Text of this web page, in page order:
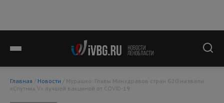
Главная / Новости
«Спутник V» лучшей вакциной от COVID-19